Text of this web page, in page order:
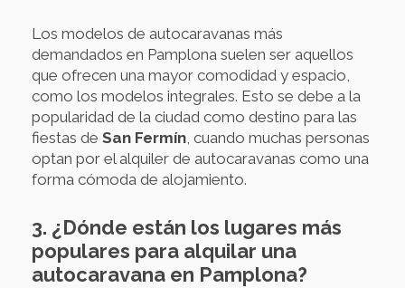
Los modelos de autocaravanas más
demandados en Pamplona suelen ser aquellos
que ofrecen una mayor comodidad y espacio,
como los modelos integrales. Esto se debe a la
popularidad de la ciudad como destino para las
fiestas de San Fermín, cuando muchas personas
optan por el alquiler de autocaravanas como una
forma cómoda de alojamiento.
3. ¿Dónde están los lugares más
populares para alquilar una
autocaravana en Pamplona?